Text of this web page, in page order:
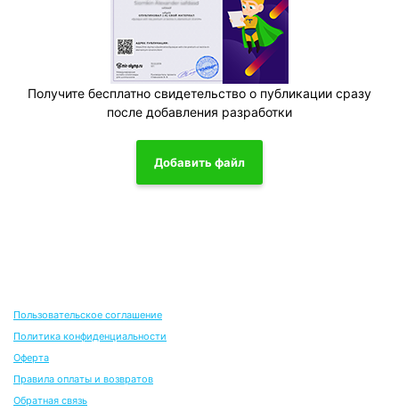
Получите бесплатно свидетельство о публикации сразу
после добавления разработки
Добавить файл
Пользовательское соглашение
Политика конфиденциальности
Оферта
Правила оплаты и возвратов
Обратная связь